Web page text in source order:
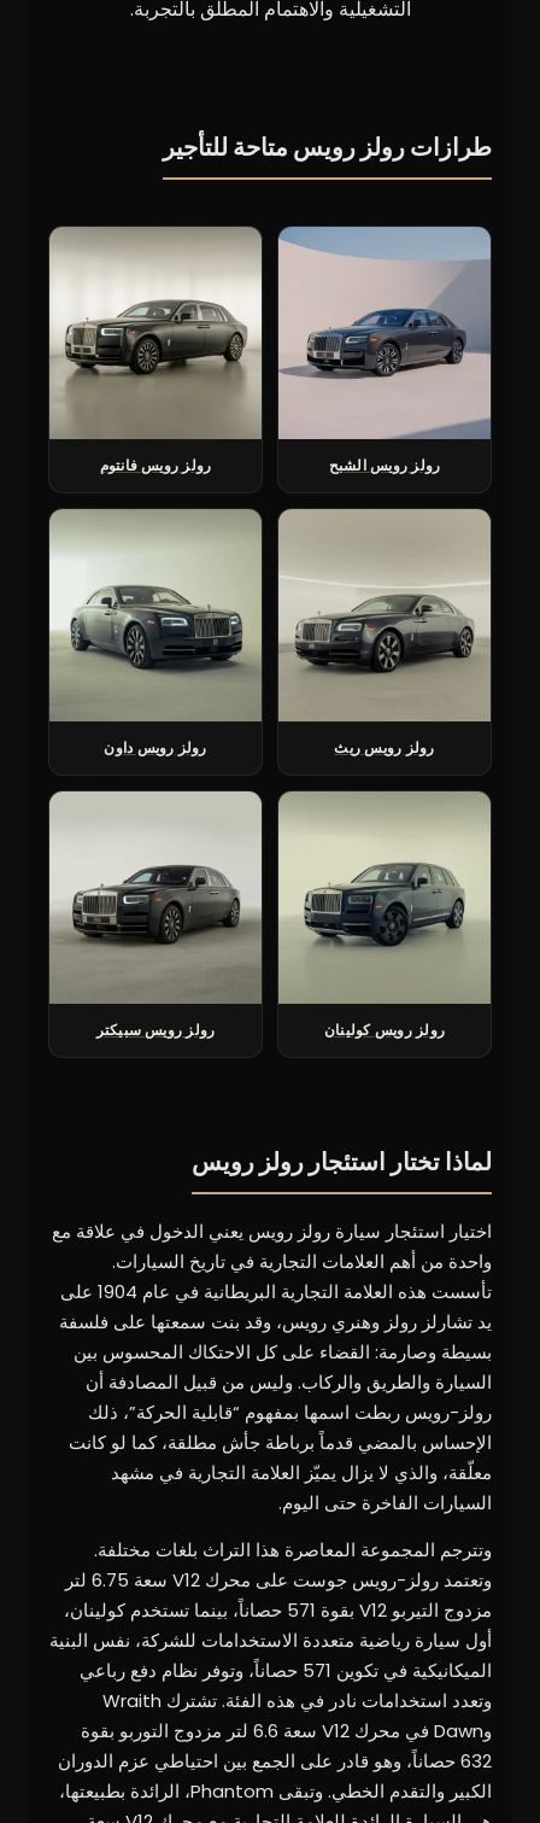
التشغيلية والاهتمام المطلق بالتجربة.
طرازات رولز رويس متاحة للتأجير
رولز رويس الشبح رولز رويس فانتوم
رولز رويس ريث رولز رويس داون
رولز رويس كولينان رولز رويس سبيكتر
لماذا تختار استئجار رولز رويس
اختيار استئجار سيارة رولز رويس يعني الدخول في علاقة مع
واحدة من أهم العلامات التجارية في تاريخ السيارات.
تأسست هذه العلامة التجارية البريطانية في عام 1904 على
يد تشارلز رولز وهنري رويس، وقد بنت سمعتها على فلسفة
بسيطة وصارمة: القضاء على كل الاحتكاك المحسوس بين
السيارة والطريق والركاب. وليس من قبيل المصادفة أن
رولز-رويس ربطت اسمها بمفهوم “قابلية الحركة”، ذلك
الإحساس بالمضي قدماً برباطة جأش مطلقة، كما لو كانت
معلّقة، والذي لا يزال يميّز العلامة التجارية في مشهد
السيارات الفاخرة حتى اليوم.
وتترجم المجموعة المعاصرة هذا التراث بلغات مختلفة.
وتعتمد رولز-رويس جوست على محرك V12 سعة 6.75 لتر
مزدوج التيربو V12 بقوة 571 حصاناً، بينما تستخدم كولينان،
أول سيارة رياضية متعددة الاستخدامات للشركة، نفس البنية
الميكانيكية في تكوين 571 حصاناً، وتوفر نظام دفع رباعي
وتعدد استخدامات نادر في هذه الفئة. تشترك Wraith
وDawn في محرك V12 سعة 6.6 لتر مزدوج التوربو بقوة
632 حصاناً، وهو قادر على الجمع بين احتياطي عزم الدوران
الكبير والتقدم الخطي. وتبقى Phantom، الرائدة بطبيعتها،